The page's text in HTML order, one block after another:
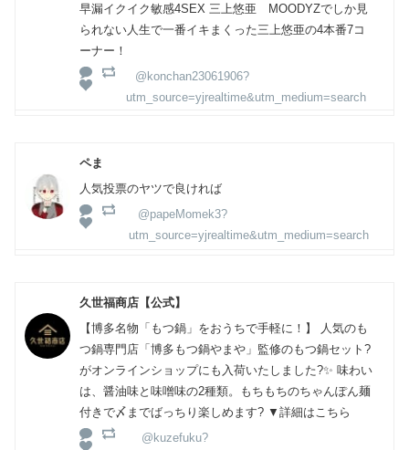
早漏イクイク敏感4SEX 三上悠亜 MOODYZでしか見
られない人生で一番イキまくった三上悠亜の4本番7コ
ーナー！
@konchan23061906?
utm_source=yjrealtime&utm_medium=search
ペま
人気投票のヤツで良ければ
@papeMomek3?
utm_source=yjrealtime&utm_medium=search
久世福商店【公式】
【博多名物「もつ鍋」をおうちで手軽に！】 人気のも
つ鍋専門店「博多もつ鍋やまや」監修のもつ鍋セット?
がオンラインショップにも入荷いたしました?✨ 味わい
は、醤油味と味噌味の2種類。もちもちのちゃんぽん麺
付きで〆までばっちり楽しめます? ▼詳細はこちら
@kuzefuku?